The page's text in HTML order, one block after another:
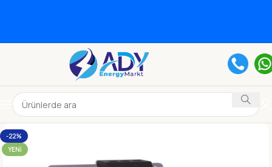
-22%
YENI